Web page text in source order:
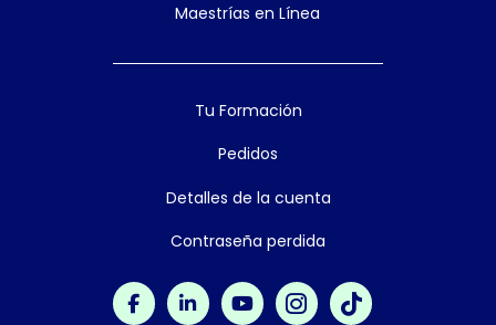
Maestrías en Línea
Tu Formación
Pedidos
Detalles de la cuenta
Contraseña perdida